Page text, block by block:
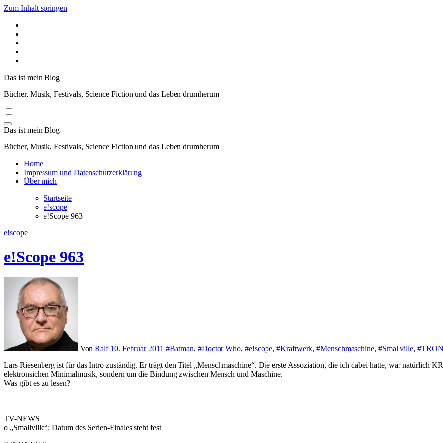
Zum Inhalt springen
Das ist mein Blog
Bücher, Musik, Festivals, Science Fiction und das Leben drumherum
Das ist mein Blog
Bücher, Musik, Festivals, Science Fiction und das Leben drumherum
Home
Impressum und Datenschutzerklärung
Über mich
Startseite
e!scope
e!Scope 963
e!scope
e!Scope 963
Von Ralf 10. Februar 2011 #Batman, #Doctor Who, #e!scope, #Kraftwerk, #Menschmaschine, #Smallville, #TRON
Lars Riesenberg ist für das Intro zuständig. Er trägt den Titel „Menschmaschine“. Die erste Assoziation, die ich dabei hatte, war natürlich KRAFTWERK, doch es geht nicht um diese Wegbereiter der
elektronsichen Minimalmusik, sondern um die Bindung zwischen Mensch und Maschine.
Was gibt es zu lesen?
TV-NEWS
o „Smallville“: Datum des Serien-Finales steht fest